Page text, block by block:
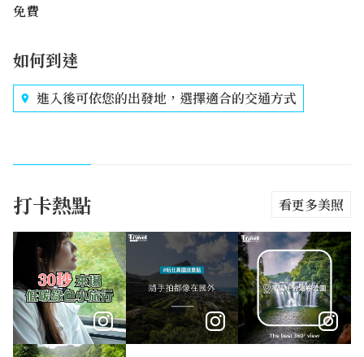
免費
如何到達
進入後可依您的出發地，選擇適合的交通方式
打卡熱點 看更多美照